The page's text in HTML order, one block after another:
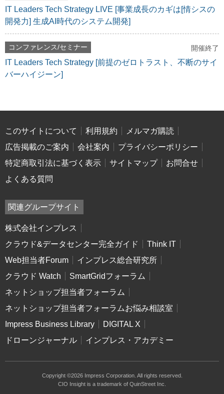
IT Leaders Tech Strategy LIVE [事業成長のカギは[情シスの
開発力] 生成AI時代のシステム開発]
コンファレンス/セミナー 開催終了
IT Leaders Tech Strategy [前提のゼロトラスト、不断のサイ
バーハイジーン]
このサイトについて 利用規約
メルマガ購読
広告掲載のご案内
会社案内
プライバシーポリシー
特定商取引法に基づく表示
サイトマップ
お問合せ
よくある質問
関連グループサイト
株式会社インプレス
クラウド&データセンター完全ガイド
Think IT
Web担当者Forum
インプレス総合研究所
クラウド Watch
SmartGridフォーラム
ネットショップ担当者フォーラム
ネットショップ担当者フォーラムお悩み相談室
Impress Business Library
DIGITAL X
ドローンジャーナル
インプレス・アカデミー
Copyright ©2026 Impress Corporation. All rights reserved.
CIO Insight is a trademark of QuinStreet Inc.